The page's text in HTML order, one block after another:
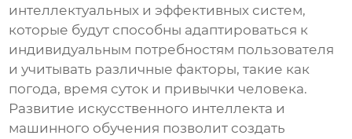
интеллектуальных и эффективных систем,
которые будут способны адаптироваться к
индивидуальным потребностям пользователя
и учитывать различные факторы, такие как
погода, время суток и привычки человека.
Развитие искусственного интеллекта и
машинного обучения позволит создать